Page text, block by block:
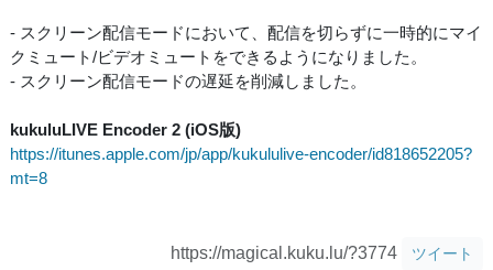
- スクリーン配信モードにおいて、配信を切らずに一時的にマイ
クミュート/ビデオミュートをできるようになりました。
- スクリーン配信モードの遅延を削減しました。
kukuluLIVE Encoder 2 (iOS版)
https://itunes.apple.com/jp/app/kukululive-encoder/id818652205?
mt=8
https://magical.kuku.lu/?3774 ツイート